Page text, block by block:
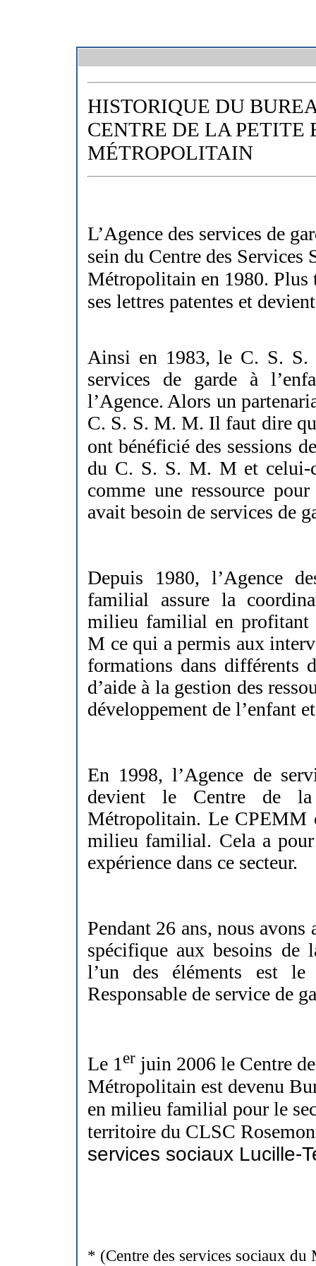
HISTORIQUE DU
CENTRE DE LA PETITE
MÉTROPOLITAIN
L’Agence des services de
sein du Centre des Services
Métropolitain en 1980. Plus
ses lettres patentes et
Ainsi en 1983, le C. S. S.
services de garde à
l’Agence. Alors un
C. S. S. M. M. Il faut dire
ont bénéficié des sessions
du C. S. S. M. M et celui-
comme une ressource
avait besoin de services de
Depuis 1980, l’Agence
familial assure la
milieu familial en profitant
M ce qui a permis aux
formations dans différents
d’aide à la gestion des
développement de l’enfant
En 1998, l’Agence de
devient le Centre de
Métropolitain. Le CPEMM
milieu familial. Cela a pour
expérience dans ce secteur.
Pendant 26 ans, nous avons
spécifique aux besoins
l’un des éléments est
Responsable de service de
Le 1 er juin 2006 le Centre
Métropolitain est devenu
en milieu familial pour le
territoire du CLSC
services sociaux Lucille-
* (Centre des services sociaux